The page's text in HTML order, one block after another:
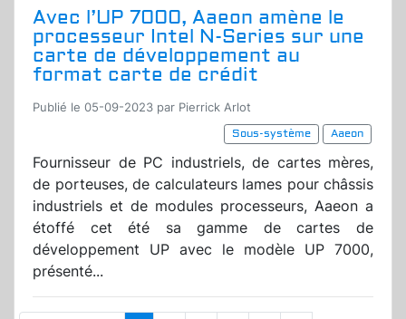
Avec l’UP 7000, Aaeon amène le
processeur Intel N-Series sur une
carte de développement au
format carte de crédit
Publié le 05-09-2023 par Pierrick Arlot
Sous-système
Aaeon
Fournisseur de PC industriels, de cartes mères,
de porteuses, de calculateurs lames pour châssis
industriels et de modules processeurs, Aaeon a
étoffé cet été sa gamme de cartes de
développement UP avec le modèle UP 7000,
présenté...